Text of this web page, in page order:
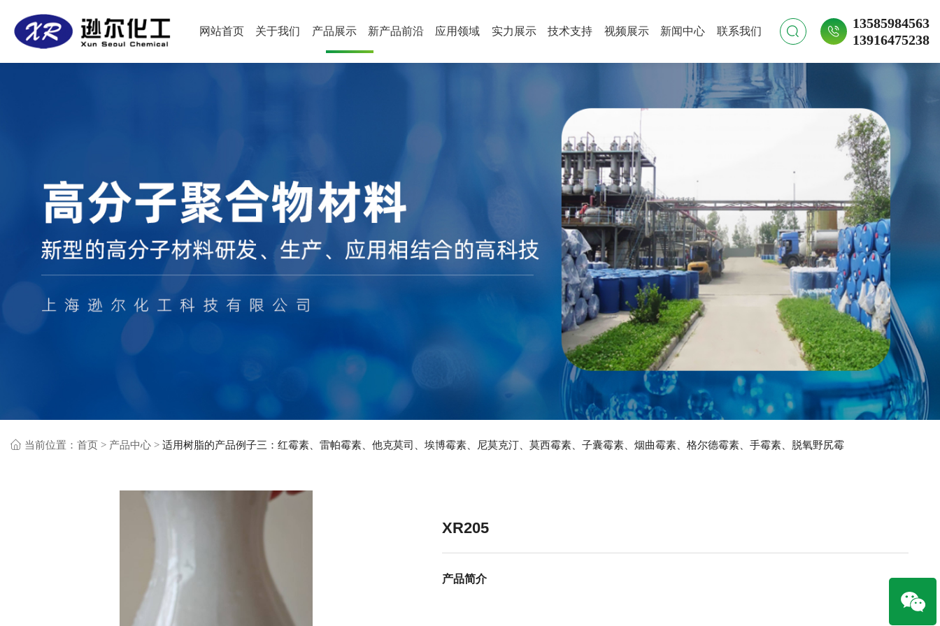
网站首页 关于我们 产品展示 新产品前沿 应用领域 实力展示 技术支持 视频展示 新闻中心 联系我们
13585984563
13916475238
当前位置： 首页 > 产品中心 > 适用树脂的产品例子三：红霉素、雷帕霉素、他克莫司、埃博霉素、尼莫克汀、莫西霉素、子囊霉素、烟曲霉素、格尔德霉素、手霉素、脱氧野尻霉
XR205
产品简介